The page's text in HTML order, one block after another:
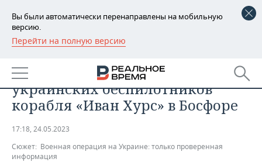
Вы были автоматически перенаправлены на мобильную
версию.
Перейти на полную версию
РЕГИОНЫ
БАШКОРТОСТАН
ТАТАРСТАН
НОВОСТИ
АНАЛИТИКА
ДЕКЛАРАЦИИ О ДОХОДАХ
НОВОСТИ ЭКОНОМИКИ
ПРОМЫШЛЕННОСТЬ
Минобороны сообщило об атаке
украинских беспилотников
корабля «Иван Хурс» в Босфоре
17:18, 24.05.2023
Сюжет: Военная операция на Украине: только проверенная
информация